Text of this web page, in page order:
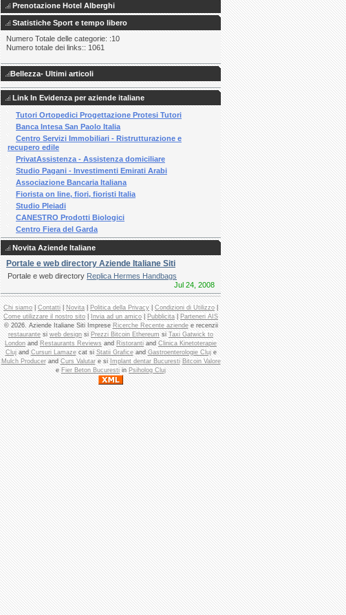
Prenotazione Hotel Alberghi
Statistiche Sport e tempo libero
Numero Totale delle categorie: :10
Numero totale dei links:: 1061
Bellezza- Ultimi articoli
Link In Evidenza per aziende italiane
Tutori Ortopedici Progettazione Protesi Tutori
Banca Intesa San Paolo Italia
Centro Servizi Immobiliari - Ristrutturazione e
recupero edile
PrivatAssistenza - Assistenza domiciliare
Studio Pagani - Investimenti Emirati Arabi
Associazione Bancaria Italiana
Fiorista on line, fiori, fioristi Italia
Studio Pleiadi
CANESTRO Prodotti Biologici
Centro Fiera del Garda
Novita Aziende Italiane
Portale e web directory Aziende Italiane Siti
Portale e web directory Replica Hermes Handbags
Jul 24, 2008
Chi siamo|Contatti|Novita| Politica della Privacy|Condizioni di Utilizzo|
Come utilizzare il nostro sito| Invia ad un amico|Pubblicita|Parteneri AIS
© 2026. Aziende Italiane Siti ImpreseRicerche Recente aziendee recenzii
restaurantesiweb designsiPrezzi Bitcoin Ethereum siTaxi Gatwick to
LondonandRestaurants Reviews and RistorantiandClinica Kinetoterapie
ClujandCursuri Lamazecat siStatii GraficeandGastroenterologie Cluje
Mulch ProducerandCurs Valutare siImplant dentar Bucuresti Bitcoin Valore
e Fier Beton Bucurestiin Psiholog Cluj